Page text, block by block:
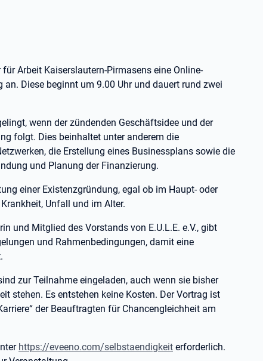
Arbeit Kaiserslautern-Pirmasens eine Online-
Diese beginnt um 9.00 Uhr und dauert rund zwei
wenn der zündenden Geschäftsidee und der
folgt. Dies beinhaltet unter anderem die
die Erstellung eines Businessplans sowie die
und Planung der Finanzierung.
einer Existenzgründung, egal ob im Haupt- oder
Unfall und im Alter.
und Mitglied des Vorstands von E.U.L.E. e.V., gibt
und Rahmenbedingungen, damit eine
zur Teilnahme eingeladen, auch wenn sie bisher
stehen. Es entstehen keine Kosten. Der Vortrag ist
der Beauftragten für Chancengleichheit am
https://eveeno.com/selbstaendigkeit erforderlich.